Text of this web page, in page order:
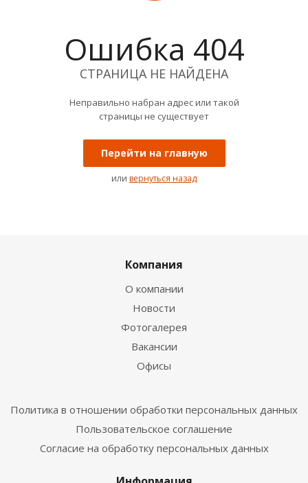
Ошибка 404
СТРАНИЦА НЕ НАЙДЕНА
Неправильно набран адрес или такой
страницы не существует
Перейти на главную
или вернуться назад
Компания
О компании
Новости
Фотогалерея
Вакансии
Офисы
Политика в отношении обработки персональных данных
Пользовательское соглашение
Согласие на обработку персональных данных